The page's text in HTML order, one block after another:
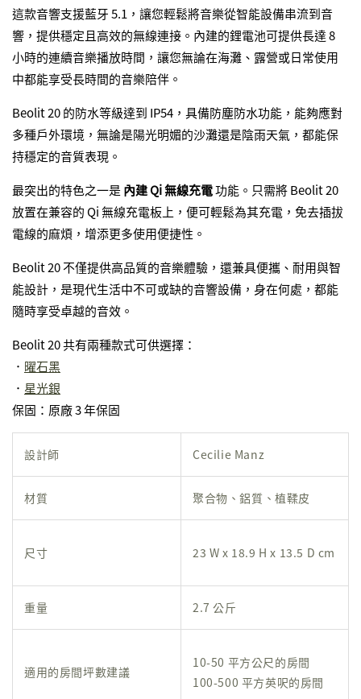
這款音響支援藍牙 5.1，讓您輕鬆將音樂從智能設備串流到音
響，提供穩定且高效的無線連接。內建的鋰電池可提供長達 8
小時的連續音樂播放時間，讓您無論在海灘、露營或日常使用
中都能享受長時間的音樂陪伴。
Beolit 20 的防水等級達到 IP54，具備防塵防水功能，能夠應對
多種戶外環境，無論是陽光明媚的沙灘還是陰雨天氣，都能保
持穩定的音質表現。
最突出的特色之一是 內建 Qi 無線充電功能。只需將 Beolit 20
放置在兼容的 Qi 無線充電板上，便可輕鬆為其充電，免去插拔
電線的麻煩，增添更多使用便捷性。
Beolit 20 不僅提供高品質的音樂體驗，還兼具便攜、耐用與智
能設計，是現代生活中不可或缺的音響設備，身在何處，都能
隨時享受卓越的音效。
Beolit 20 共有兩種款式可供選擇：
． 曜石黑
． 星光銀
保固：原廠 3 年保固
設計師 Cecilie Manz
材質 聚合物、鋁質、植鞣皮
尺寸 23 W x 18.9 H x 13.5 D cm
重量 2.7 公斤
適用的房間坪數建議
10-50 平方公尺的房間
100-500 平方英呎的房間